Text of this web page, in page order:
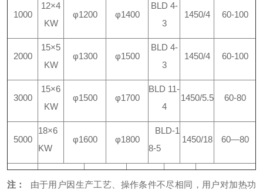
1000
12×4
KW
φ1200 φ1400
BLD 4-
3
1450/4 60-100
2000
15×5
KW
φ1300 φ1500
BLD 4-
3
1450/4 60-100
3000
15×6
KW
φ1500 φ1700
BLD 11-
4
1450/5.5 60-80
5000
18×6
KW
φ1600 φ1800
BLD-1
8-5
1450/18 60—80
注：
由于用户因生产工艺、操作条件不尽相同，用户对加热功